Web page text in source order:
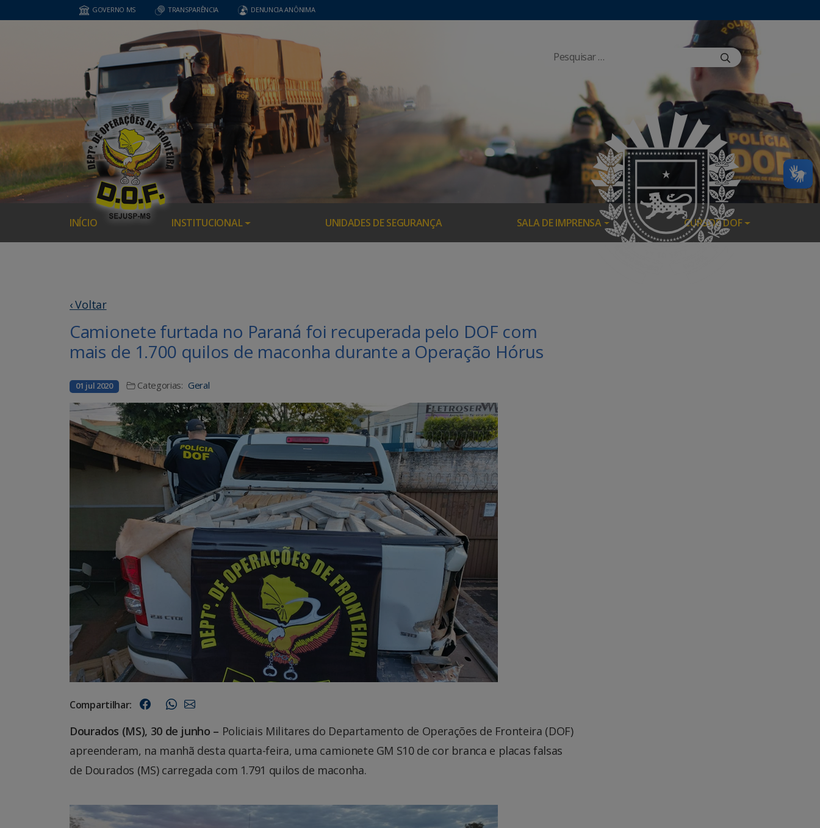
GOVERNO MS TRANSPARÊNCIA DENUNCIA ANÔNIMA
INÍCIO INSTITUCIONAL UNIDADES DE SEGURANÇA SALA DE IMPRENSA CURSOS DOF
‹ Voltar
Camionete furtada no Paraná foi recuperada pelo DOF com
mais de 1.700 quilos de maconha durante a Operação Hórus
01 jul 2020 Categorias: Geral
Compartilhar:
Dourados (MS), 30 de junho – Policiais Militares do Departamento de Operações de Fronteira (DOF)
apreenderam, na manhã desta quarta-feira, uma camionete GM S10 de cor branca e placas falsas
de Dourados (MS) carregada com 1.791 quilos de maconha.